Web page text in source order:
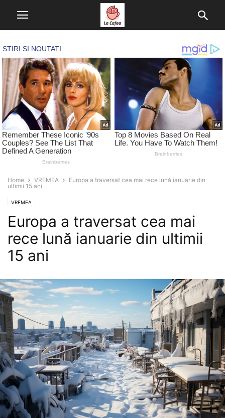
Home VREMEA
Europa a traversat cea mai rece lună ianuarie din
ultimii 15 ani
VREMEA
Europa a traversat cea mai
rece lună ianuarie din ultimii
15 ani